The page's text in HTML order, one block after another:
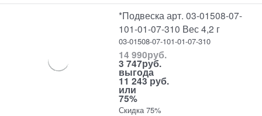
*Подвеска арт. 03-01508-07-
101-01-07-310 Вес 4,2 г
03-01508-07-101-01-07-310
14 990руб.
3 747руб.
выгода
11 243 руб.
или
75%
Скидка 75%